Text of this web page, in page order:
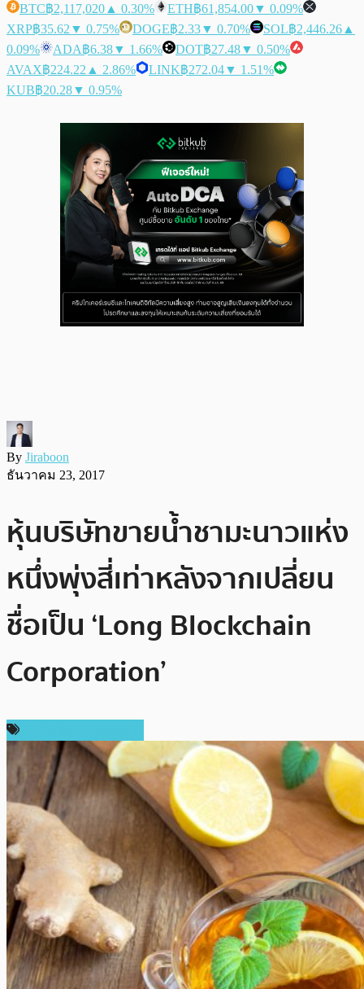
BTC฿2,117,020 ▲ 0.30% ETH฿61,854.00▼ 0.09%
XRP฿35.62 ▼ 0.75% DOGE฿2.33▼ 0.70% SOL฿2,446.26 ▲
0.09%
ADA฿6.38▼ 1.66% DOT฿27.48▼ 0.50%
AVAX฿224.22 ▲ 2.86% LINK฿272.04▼ 1.51%
KUB฿20.28▼ 0.95%
By Jiraboon
ธันวาคม 23, 2017
หุ้นบริษัทขายน้ำชามะนาวแห่ง
หนึ่งพุ่งสี่เท่าหลังจากเปลี่ยน
ชื่อเป็น ‘Long Blockchain
Corporation’